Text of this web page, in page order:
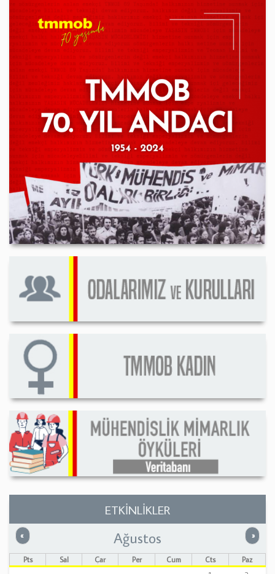
ETKİNLİKLER
« Önceki »
Ağustos
Pts Sal Çar Per Cum Cts
Paz